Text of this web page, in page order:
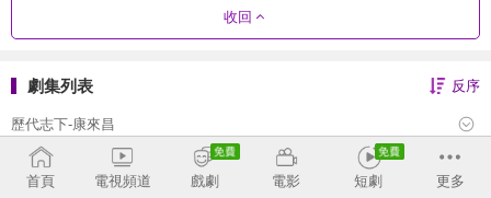
收回
劇集列表 反序
歷代志下-康來昌
歷代志上-康來昌
首頁 電視頻道 戲劇 電影 短劇 更多